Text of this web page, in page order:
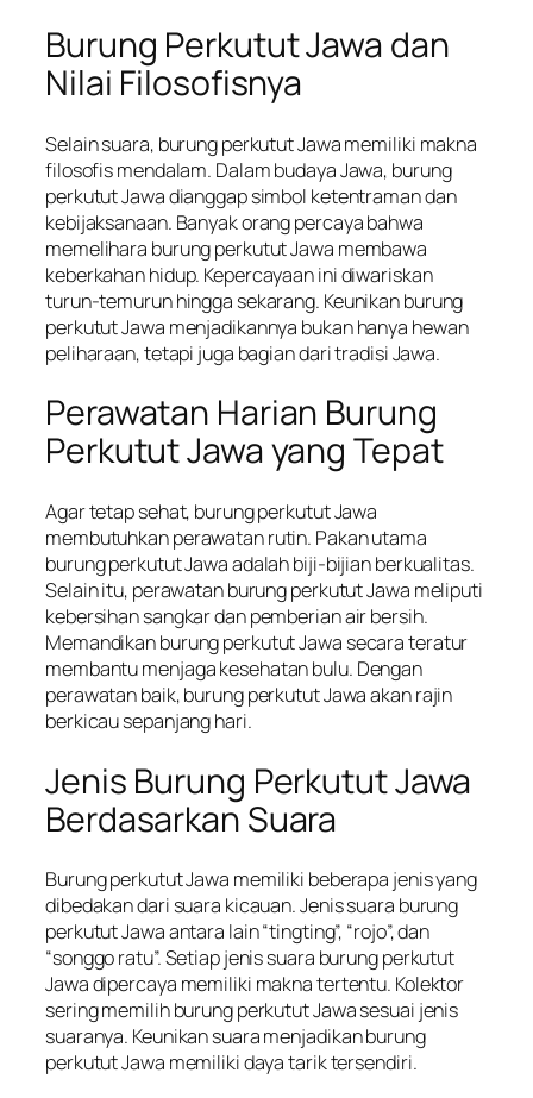
Burung Perkutut Jawa dan
Nilai Filosofisnya
Selain suara, burung perkutut Jawa memiliki makna
filosofis mendalam. Dalam budaya Jawa, burung
perkutut Jawa dianggap simbol ketentraman dan
kebijaksanaan. Banyak orang percaya bahwa
memelihara burung perkutut Jawa membawa
keberkahan hidup. Kepercayaan ini diwariskan
turun-temurun hingga sekarang. Keunikan burung
perkutut Jawa menjadikannya bukan hanya hewan
peliharaan, tetapi juga bagian dari tradisi Jawa.
Perawatan Harian Burung
Perkutut Jawa yang Tepat
Agar tetap sehat, burung perkutut Jawa
membutuhkan perawatan rutin. Pakan utama
burung perkutut Jawa adalah biji-bijian berkualitas.
Selain itu, perawatan burung perkutut Jawa meliputi
kebersihan sangkar dan pemberian air bersih.
Memandikan burung perkutut Jawa secara teratur
membantu menjaga kesehatan bulu. Dengan
perawatan baik, burung perkutut Jawa akan rajin
berkicau sepanjang hari.
Jenis Burung Perkutut Jawa
Berdasarkan Suara
Burung perkutut Jawa memiliki beberapa jenis yang
dibedakan dari suara kicauan. Jenis suara burung
perkutut Jawa antara lain “tingting”, “rojo”, dan
“songgo ratu”. Setiap jenis suara burung perkutut
Jawa dipercaya memiliki makna tertentu. Kolektor
sering memilih burung perkutut Jawa sesuai jenis
suaranya. Keunikan suara menjadikan burung
perkutut Jawa memiliki daya tarik tersendiri.